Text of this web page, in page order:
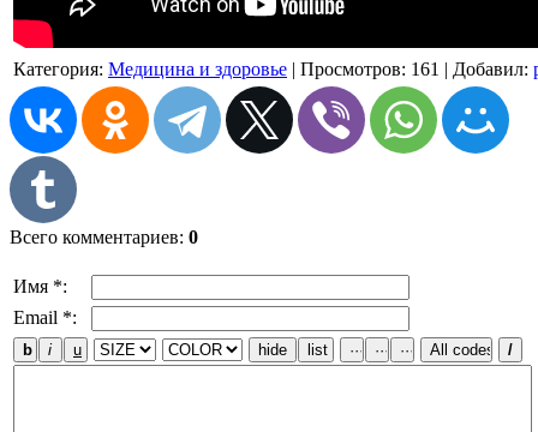
Категория: Медицина и здоровье | Просмотров: 161 | Добавил:
Всего комментариев: 0
Имя *:
Email *: